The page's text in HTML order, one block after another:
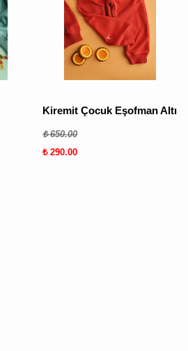
Kiremit Çocuk Eşofman Altı
₺ 650.00
₺ 290.00